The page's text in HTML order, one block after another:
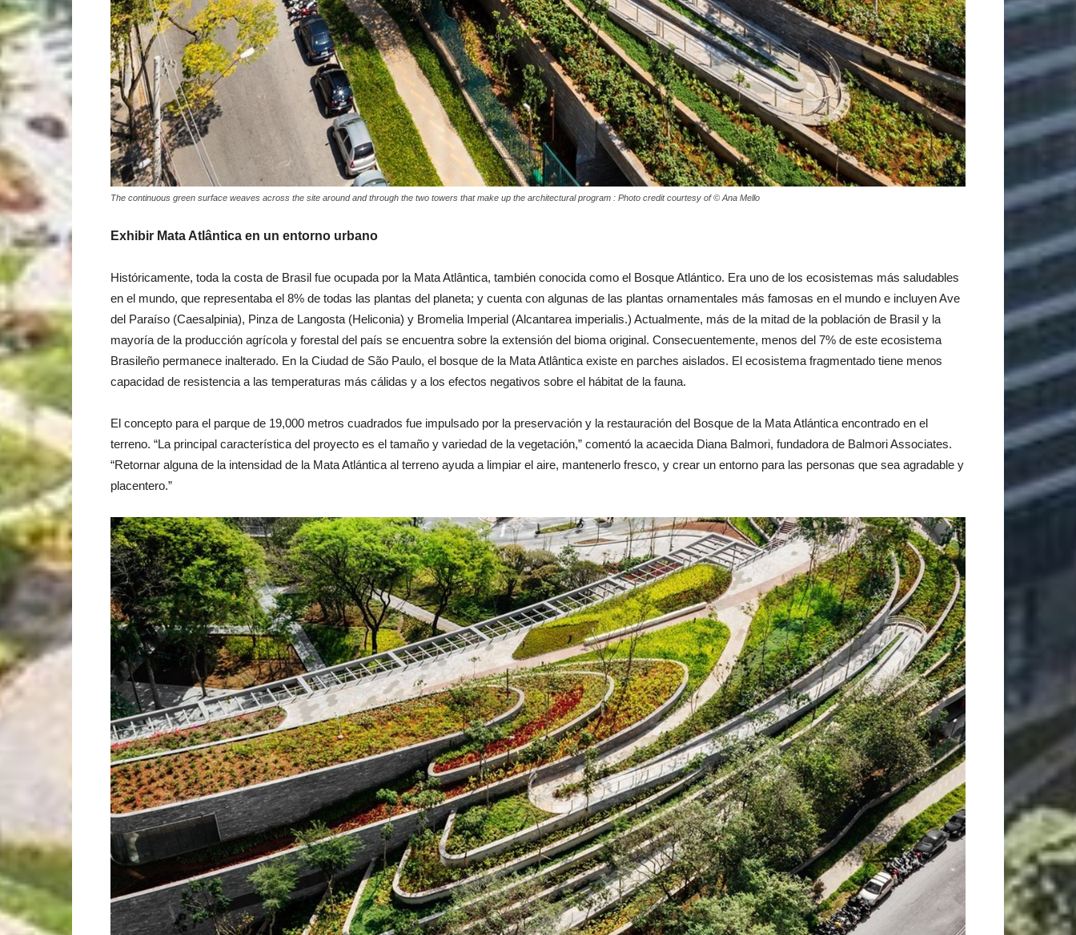
The continuous green surface weaves across the site around and through the two towers that make up the architectural program : Photo credit courtesy of © Ana Mello
Exhibir Mata Atlântica en un entorno urbano
Históricamente, toda la costa de Brasil fue ocupada por la Mata Atlântica, también conocida como el Bosque Atlántico. Era uno de los ecosistemas más saludables
en el mundo, que representaba el 8% de todas las plantas del planeta; y cuenta con algunas de las plantas ornamentales más famosas en el mundo e incluyen Ave
del Paraíso (Caesalpinia), Pinza de Langosta (Heliconia) y Bromelia Imperial (Alcantarea imperialis.) Actualmente, más de la mitad de la población de Brasil y la
mayoría de la producción agrícola y forestal del país se encuentra sobre la extensión del bioma original. Consecuentemente, menos del 7% de este ecosistema
Brasileño permanece inalterado. En la Ciudad de São Paulo, el bosque de la Mata Atlântica existe en parches aislados. El ecosistema fragmentado tiene menos
capacidad de resistencia a las temperaturas más cálidas y a los efectos negativos sobre el hábitat de la fauna.
El concepto para el parque de 19,000 metros cuadrados fue impulsado por la preservación y la restauración del Bosque de la Mata Atlántica encontrado en el
terreno. “La principal característica del proyecto es el tamaño y variedad de la vegetación,” comentó la acaecida Diana Balmori, fundadora de Balmori Associates.
“Retornar alguna de la intensidad de la Mata Atlántica al terreno ayuda a limpiar el aire, mantenerlo fresco, y crear un entorno para las personas que sea agradable y
placentero.”